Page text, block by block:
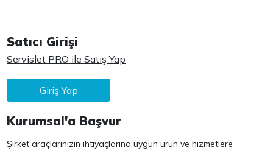
Satıcı Girişi
Servislet PRO ile Satış Yap
Giriş Yap
Kurumsal'a Başvur
Şirket araçlarınızın ihtiyaçlarına uygun ürün ve hizmetlere